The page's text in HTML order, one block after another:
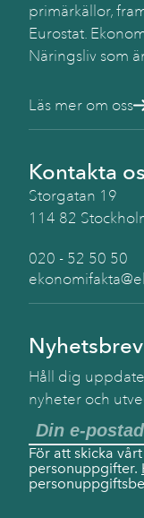
primärkällor,
Eurostat.
Näringsliv som
Läs mer om oss
Kontakta
Storgatan 19
114 82
020 - 52 50 50
Nyhetsbrev
Håll dig
nyheter och
För att skicka
personuppgifter.